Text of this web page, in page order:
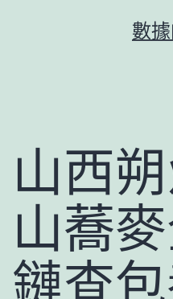
數
山西
山蕎
鏈查